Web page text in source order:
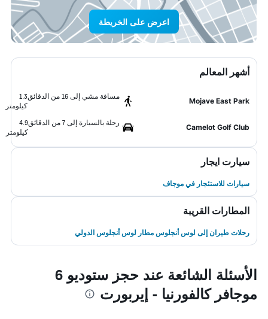
اعرض على الخريطة
أشهر المعالم
Mojave East Park
مسافة مشي إلى 16 من الدقائق
1.3
كيلومتر
Camelot Golf Club
رحلة بالسيارة إلى 7 من الدقائق
4.9
كيلومتر
سيارت ايجار
سيارات للاستئجار في موجاف
المطارات القريبة
رحلات طيران إلى لوس أنجلوس مطار لوس أنجلوس الدولي
الأسئلة الشائعة عند حجز ستوديو 6
موجافر كالفورنيا - إيربورت